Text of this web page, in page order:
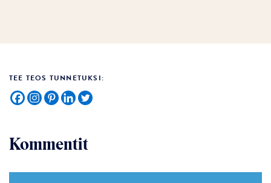
TEE TEOS TUNNETUKSI:
Kommentit